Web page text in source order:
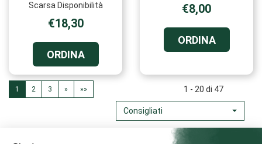
Scarsa Disponibilità
€18,30
ORDINA
MAGNESIUM375
OR100TAV AL
€8,00
ORDINA
CLORURO
1 2 3 » »» 1 - 20 di 47
Consigliati